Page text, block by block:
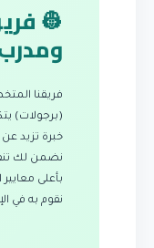
👷
فريقنا
(برجولات)
نضمن لك
بأعلى
نقوم به في